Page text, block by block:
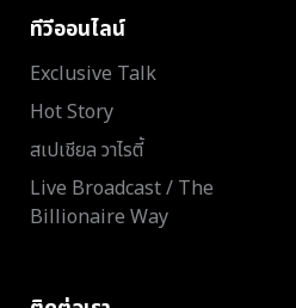
ทีวีออนไลน์
Exclusive Talk
Hot Story
สเปเชียล วาไรตี้
Live Broadcast / The
Billionaire Way